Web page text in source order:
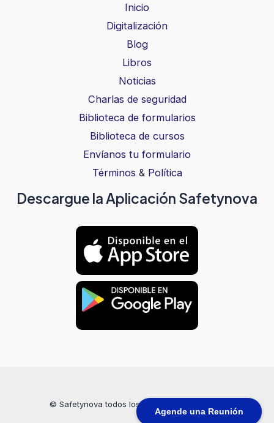
Agende una Reunión
Inicio
Digitalización
Blog
Libros
Noticias
Charlas de seguridad
Biblioteca de formularios
Biblioteca de cursos
Envíanos tu formulario
Términos & Política
Descargue la Aplicación Safetynova
© Safetynova todos los derechos reservados